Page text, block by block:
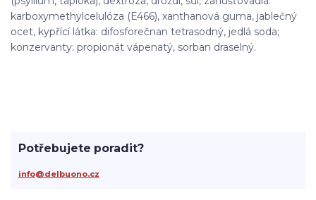
karboxymethylcelulóza (E466), xanthanová guma, jablečný
ocet, kypřící látka: difosforečnan tetrasodný, jedlá soda;
konzervanty: propionát vápenatý, sorban draselný.
Potřebujete poradit?
info@delbuono.cz